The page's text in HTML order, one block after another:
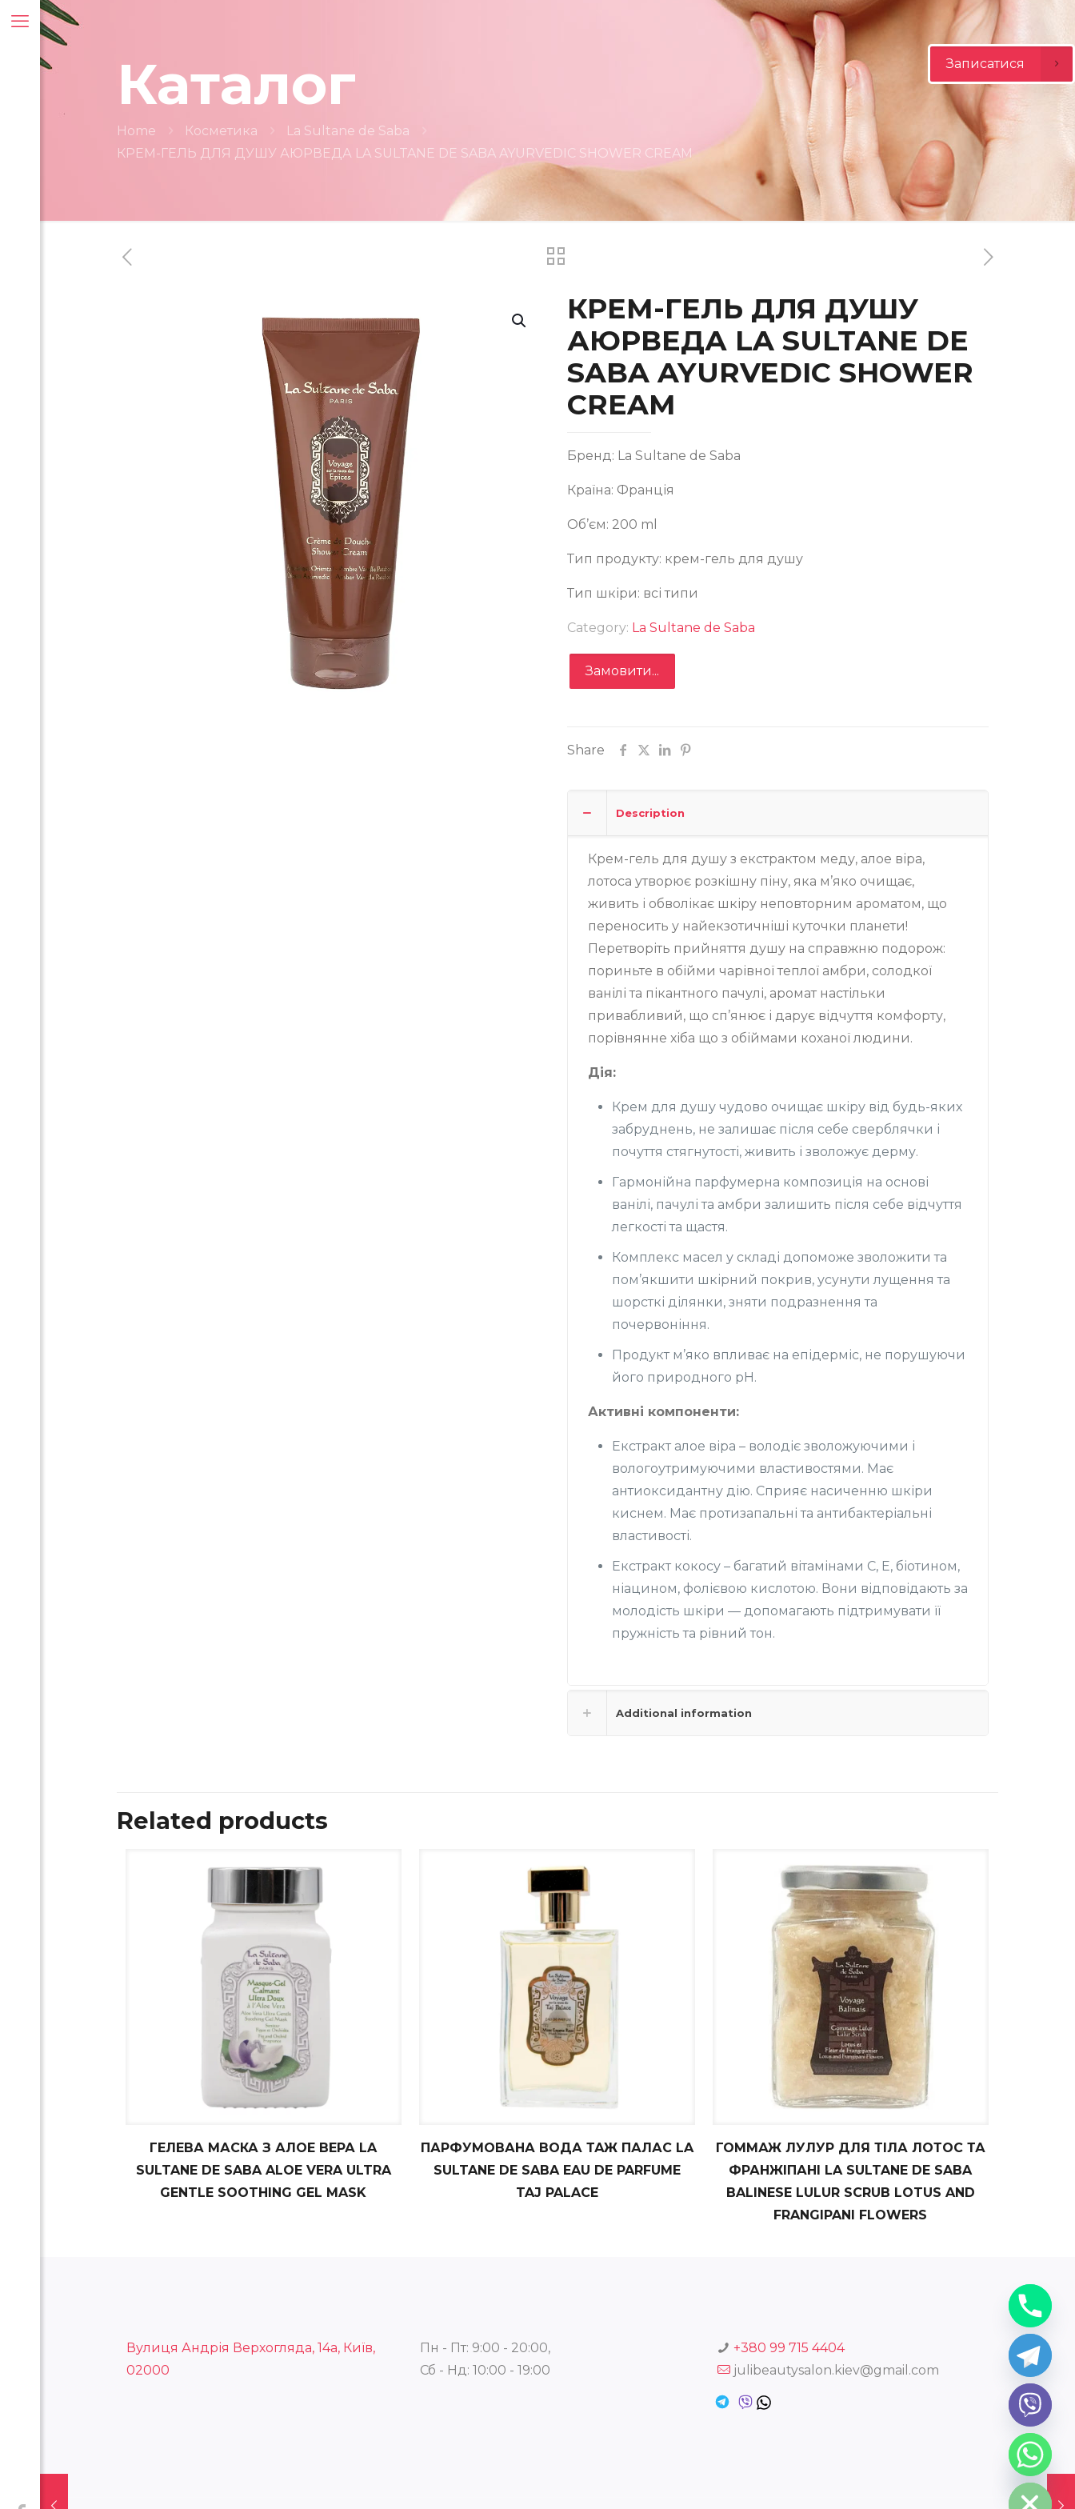
Каталог
Home Косметика
La Sultane de Saba
КРЕМ-ГЕЛЬ ДЛЯ ДУШУ АЮРВЕДА LA SULTANE DE SABA AYURVEDIC SHOWER CREAM
КРЕМ-ГЕЛЬ ДЛЯ ДУШУ
АЮРВЕДА LA SULTANE DE
SABA AYURVEDIC SHOWER
CREAM
Бренд: La Sultane de Saba
Країна: Франція
Об’єм: 200 ml
Тип продукту: крем-гель для душу
Тип шкіри: всі типи
Category: La Sultane de Saba
Замовити...
Share
Description
Крем-гель для душу з екстрактом меду, алое віра,
лотоса утворює розкішну піну, яка м’яко очищає,
живить і обволікає шкіру неповторним ароматом, що
переносить у найекзотичніші куточки планети!
Перетворіть прийняття душу на справжню подорож:
пориньте в обійми чарівної теплої амбри, солодкої
ванілі та пікантного пачулі, аромат настільки
привабливий, що сп’янює і дарує відчуття комфорту,
порівнянне хіба що з обіймами коханої людини.
Дія:
Крем для душу чудово очищає шкіру від будь-яких
забруднень, не залишає після себе сверблячки і
почуття стягнутості, живить і зволожує дерму.
Гармонійна парфумерна композиція на основі
ванілі, пачулі та амбри залишить після себе відчуття
легкості та щастя.
Комплекс масел у складі допоможе зволожити та
пом’якшити шкірний покрив, усунути лущення та
шорсткі ділянки, зняти подразнення та
почервоніння.
Продукт м’яко впливає на епідерміс, не порушуючи
його природного рН.
Активні компоненти:
Екстракт алое віра – володіє зволожуючими і
вологоутримуючими властивостями. Має
антиоксидантну дію. Сприяє насиченню шкіри
киснем. Має протизапальні та антибактеріальні
властивості.
Екстракт кокосу – багатий вітамінами С, Е, біотином,
ніацином, фолієвою кислотою. Вони відповідають за
молодість шкіри — допомагають підтримувати її
пружність та рівний тон.
Additional information
Related products
ГЕЛЕВА МАСКА З АЛОЕ ВЕРА LA
SULTANE DE SABA ALOE VERA ULTRA
GENTLE SOOTHING GEL MASK
ПАРФУМОВАНА ВОДА ТАЖ ПАЛАС LA
SULTANE DE SABA EAU DE PARFUME
TAJ PALACE
ГОММАЖ ЛУЛУР ДЛЯ ТІЛА ЛОТОС ТА
ФРАНЖІПАНІ LA SULTANE DE SABA
BALINESE LULUR SCRUB LOTUS AND
FRANGIPANI FLOWERS
Вулиця Андрія Верхогляда, 14а, Київ,
02000
Пн - Пт: 9:00 - 20:00,
Сб - Нд: 10:00 - 19:00
+380 99 715 4404
julibeautysalon.kiev@gmail.com
КРЕМ-ГЕЛЬ ДЛЯ ДУШУ АЮРВЕДА LA SULTANE DE SABA
AYURVEDIC SHOWER CREAM
Hide
chaty
Записатися